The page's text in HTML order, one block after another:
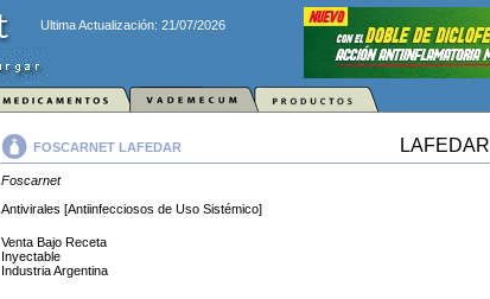
Ultima Actualización: 21/07/2026
FOSCARNET LAFEDAR LAFEDAR
Foscarnet
Antivirales [Antiinfecciosos de Uso Sistémico]
Venta Bajo Receta
Inyectable
Industria Argentina